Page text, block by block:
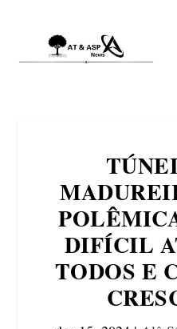
DIFÍCIL
TODOS E